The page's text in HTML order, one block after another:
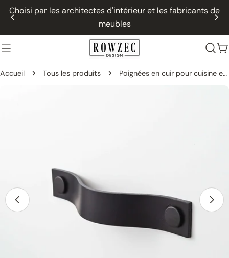
Passer
contenu
Choisi par les architectes d'intérieur et les fabricants de
meubles
Accueil Tous les produits Poignées en cuir pour cuisine enfant Ikea Duktig - carrées
le média 10 dans une fenêtre modale